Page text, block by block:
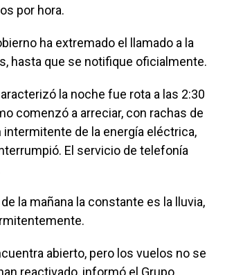
por hora.
ha extremado el llamado a la
hasta que se notifique oficialmente.
la noche fue rota a las 2:30
comenzó a arreciar, con rachas de
de la energía eléctrica,
El servicio de telefonía
la mañana la constante es la lluvia,
abierto, pero los vuelos no se
reactivado, informó el Grupo